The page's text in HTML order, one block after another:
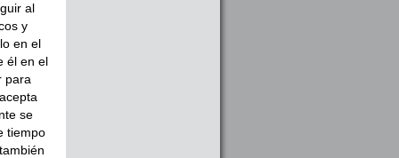
al
y
en el
él en el
para
se
tiempo